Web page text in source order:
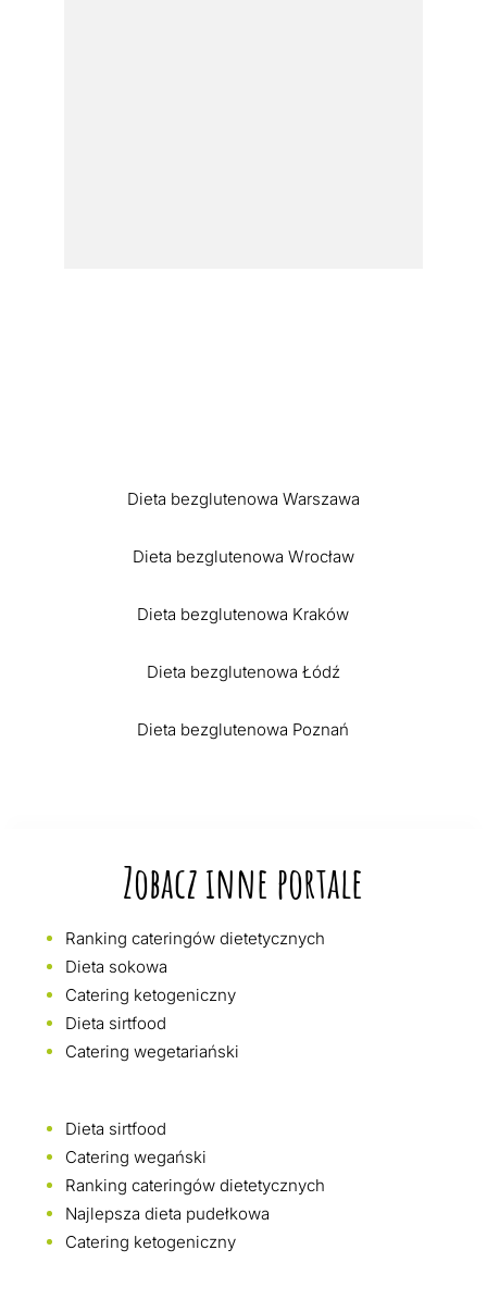
Dieta bezglutenowa Warszawa
Dieta bezglutenowa Wrocław
Dieta bezglutenowa Kraków
Dieta bezglutenowa Łódź
Dieta bezglutenowa Poznań
Zobacz inne portale
Ranking cateringów dietetycznych
Dieta sokowa
Catering ketogeniczny
Dieta sirtfood
Catering wegetariański
Dieta sirtfood
Catering wegański
Ranking cateringów dietetycznych
Najlepsza dieta pudełkowa
Catering ketogeniczny